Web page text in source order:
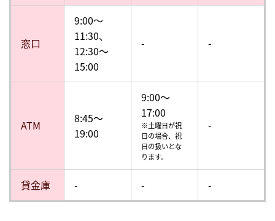
窓口
9:00〜
11:30、
12:30〜
15:00
- -
ATM
8:45～
19:00
9:00～
17:00
※土曜日が祝
日の場合、祝
日の扱いとな
ります。
-
貸金庫 - - -